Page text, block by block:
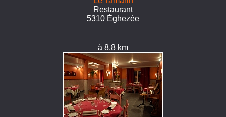
Restaurant
5310 Éghezée
à 8.8 km